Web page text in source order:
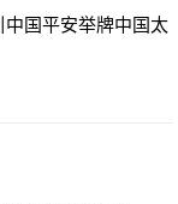
中国平安举牌中国太